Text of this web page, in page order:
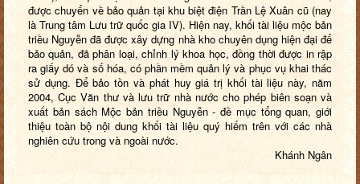
được chuyển về bảo quản tại khu biệt điện Trần Lệ Xuân cũ (nay
là Trung tâm Lưu trữ quốc gia IV). Hiện nay, khối tài liệu mộc bản
triều Nguyễn đã được xây dựng nhà kho chuyên dụng hiện đại để
bảo quản, đã phân loại, chỉnh lý khoa học, đồng thời được in rập
ra giấy dó và số hóa, có phần mềm quản lý và phục vụ khai thác
sử dụng. Để bảo tồn và phát huy giá trị khối tài liệu này, năm
2004, Cục Văn thư và lưu trữ nhà nước cho phép biên soạn và
xuất bản sách Mộc bản triều Nguyễn - đề mục tổng quan, giới
thiệu toàn bộ nội dung khối tài liệu quý hiếm trên với các nhà
nghiên cứu trong và ngoài nước.
Khánh Ngân